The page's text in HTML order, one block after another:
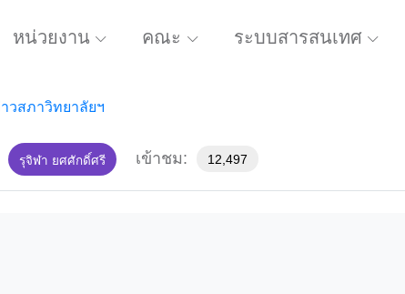
หน่วยงาน คณะ ระบบสารสนเทศ
วสภาวิทยาลัยฯ
รุจิฬา ยศศักดิ์ศรี เข้าชม: 12,497